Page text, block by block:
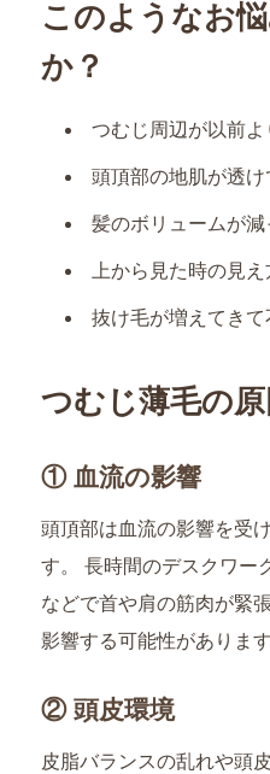
このようなお
か？
つむじ周辺が以前
頭頂部の地肌が透け
髪のボリュームが減
上から見た時の見
抜け毛が増えてきて
つむじ薄毛の原
① 血流の影響
頭頂部は血流の影響を受
す。 長時間のデスクワー
などで首や肩の筋肉が緊
影響する可能性があります
② 頭皮環境
皮脂バランスの乱れや頭